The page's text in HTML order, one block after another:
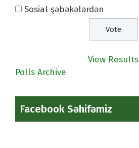
Sosial şəbəkələrdən
View Results
Polls Archive
Facebook Səhifəmiz